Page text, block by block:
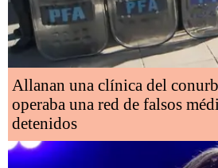
Allanan una clínica del
operaba una red de falsos
detenidos